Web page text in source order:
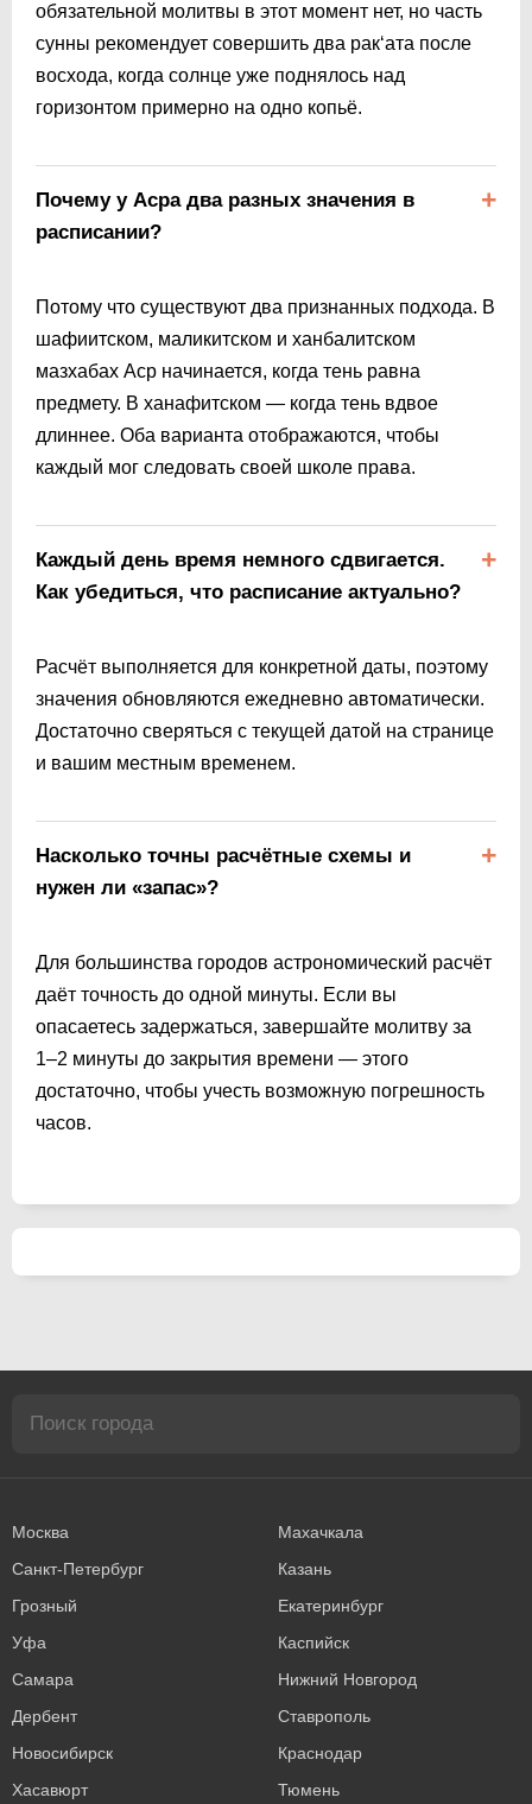
обязательной молитвы в этот момент нет, но часть
сунны рекомендует совершить два рак‘ата после
восхода, когда солнце уже поднялось над
горизонтом примерно на одно копьё.
Почему у Асра два разных значения в
расписании?
Потому что существуют два признанных подхода. В
шафиитском, маликитском и ханбалитском
мазхабах Аср начинается, когда тень равна
предмету. В ханафитском — когда тень вдвое
длиннее. Оба варианта отображаются, чтобы
каждый мог следовать своей школе права.
Каждый день время немного сдвигается.
Как убедиться, что расписание актуально?
Расчёт выполняется для конкретной даты, поэтому
значения обновляются ежедневно автоматически.
Достаточно сверяться с текущей датой на странице
и вашим местным временем.
Насколько точны расчётные схемы и
нужен ли «запас»?
Для большинства городов астрономический расчёт
даёт точность до одной минуты. Если вы
опасаетесь задержаться, завершайте молитву за
1–2 минуты до закрытия времени — этого
достаточно, чтобы учесть возможную погрешность
часов.
Москва
Махачкала
Санкт-Петербург
Казань
Грозный
Екатеринбург
Уфа
Каспийск
Самара
Нижний Новгород
Дербент
Ставрополь
Новосибирск
Краснодар
Хасавюрт
Тюмень